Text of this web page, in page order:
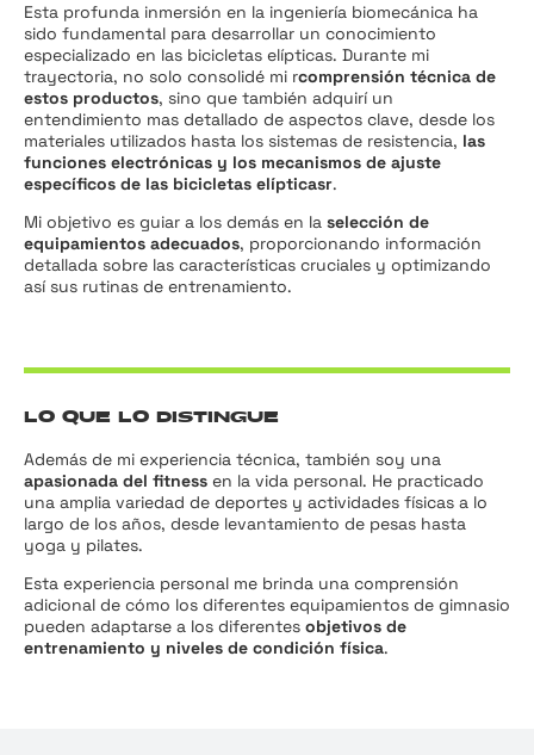
Esta profunda inmersión en la ingeniería biomecánica ha
sido fundamental para desarrollar un conocimiento
especializado en las bicicletas elípticas. Durante mi
trayectoria, no solo consolidé mi rcomprensión técnica de
estos productos, sino que también adquirí un
entendimiento mas detallado de aspectos clave, desde los
materiales utilizados hasta los sistemas de resistencia, las
funciones electrónicas y los mecanismos de ajuste
específicos de las bicicletas elípticasr.
Mi objetivo es guiar a los demás en la selección de
equipamientos adecuados, proporcionando información
detallada sobre las características cruciales y optimizando
así sus rutinas de entrenamiento.
LO QUE LO DISTINGUE
Además de mi experiencia técnica, también soy una
apasionada del fitness en la vida personal. He practicado
una amplia variedad de deportes y actividades físicas a lo
largo de los años, desde levantamiento de pesas hasta
yoga y pilates.
Esta experiencia personal me brinda una comprensión
adicional de cómo los diferentes equipamientos de gimnasio
pueden adaptarse a los diferentes objetivos de
entrenamiento y niveles de condición física.